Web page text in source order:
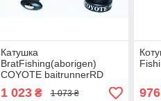
Катушка
BratFishing(aborigen)
COYOTE baitrunnerRD
6000 (6+1)
1 023₴ 1 073 ₴ 976